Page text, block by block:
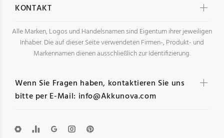
Wenn Sie Fragen haben, kontaktieren Sie uns
bitte per E-Mail: info@Akkunova.com
KONTAKT
Alle Marken, Logos und Handelsnamen sind Eigentum ihrer jeweiligen
Inhaber. Die auf dieser Seite verwendeten Firmen-, Produkt- und
Markennamen dienen ausschließlich zur Identifizierung.